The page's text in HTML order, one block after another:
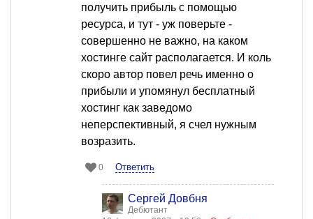
получить прибыль с помощью
ресурса, и тут - уж поверьте -
совершенно не важно, на каком
хостинге сайт располагается. И коль
скоро автор повел речь именно о
прибыли и упомянул бесплатный
хостинг как заведомо
неперспективный, я счел нужным
возразить.
0 Ответить
Сергей Довбня
Дебютант